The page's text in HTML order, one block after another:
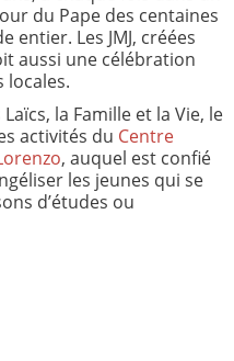
du Pape des centaines
entier. Les JMJ, créées
aussi une célébration
locales.
la Famille et la Vie, le
activités du Centre
, auquel est confié
les jeunes qui se
d’études ou